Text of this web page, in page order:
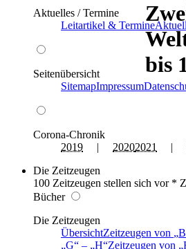
Aktuelles / Termine
Leitartikel & Termine
Seitenübersicht
SitemapImpressum
Corona-Chronik
2019 | 20202021 |
Die Zeitzeugen
100 Zeitzeugen stellen sich vor *
Bücher
Die Zeitzeugen
ÜbersichtZeitzeugen von B
G
– H Zeitzeugen von
bis